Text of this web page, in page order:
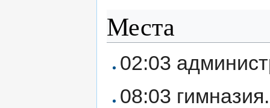
Места
02:03
08:03 гимназия.